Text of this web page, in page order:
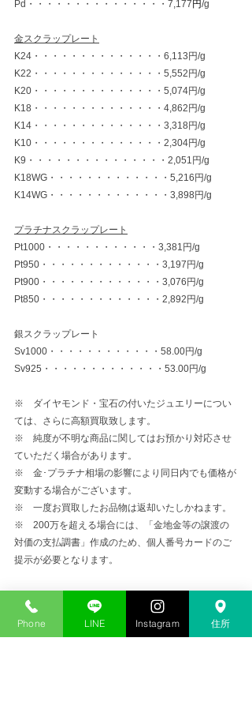
Pd・・・・・・・・・・・・・・・7,177 円/g
金スクラップレート
K24・・・・・・・・・・・・・・6,113円/g
K22・・・・・・・・・・・・・・5,552円/g
K20・・・・・・・・・・・・・・5,074円/g
K18・・・・・・・・・・・・・・4,862円/g
K14・・・・・・・・・・・・・・3,318円/g
K10・・・・・・・・・・・・・・2,304円/g
K9・・・・・・・・・・・・・・・2,051円/g
K18WG・・・・・・・・・・・・・5,216円/g
K14WG・・・・・・・・・・・・・3,898円/g
プラチナスクラップレート
Pt1000・・・・・・・・・・・・3,381円/g
Pt950・・・・・・・・・・・・・3,197円/g
Pt900・・・・・・・・・・・・・3,076円/g
Pt850・・・・・・・・・・・・・2,892円/g
銀スクラップレート
Sv1000・・・・・・・・・・・・58.00円/g
Sv925・・・・・・・・・・・・・53.00円/g
※　ダイヤモンド・宝石の付いたジュエリーについ
ては、さらに高額買取致します。
※　純度が不明な商品に関してはお預かり対応させ
ていただく場合があります。
※　金･プラチナ相場の影響により同日内でも価格が
変動する場合がございます。
※　一度お買取したお品物は返却いたしかねます。
※　200万を超える場合には、「金地金等の譲渡の
対価の支払調書」作成のため、個人番号カードのご
提示が必要となります。
金プラチナ高価買取
Phone LINE Instagram 住所